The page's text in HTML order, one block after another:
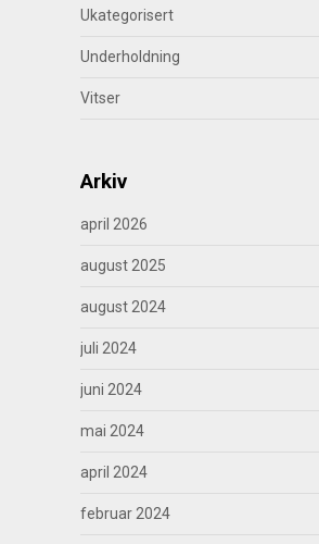
Ukategorisert
Underholdning
Vitser
Arkiv
april 2026
august 2025
august 2024
juli 2024
juni 2024
mai 2024
april 2024
februar 2024